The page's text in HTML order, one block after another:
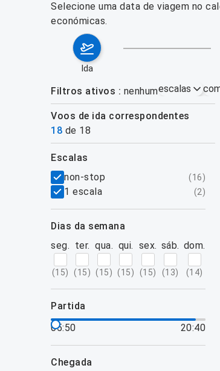
Selecione uma data de viagem no
económicas.
ida
Filtros ativos nenhumescalas
Voos de ida correspondentes
18 de 18
filtros
escalas
non-stop
(16)
1 escala (2)
dias da semana
seg.
(15)
ter.
(15)
qua.
(15)
qui.
(15)
sex.
(15)
sáb.
(13)
dom.
(14)
partida
05:50
20:40
chegada
mais